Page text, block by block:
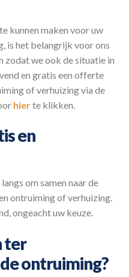
kunnen maken voor uw
is het belangrijk voor ons
zodat we ook de situatie in
en gratis een offerte
of verhuizing via de
hierte klikken.
en
om samen naar de
ontruiming of verhuizing.
ongeacht uw keuze.
ter
ontruiming?